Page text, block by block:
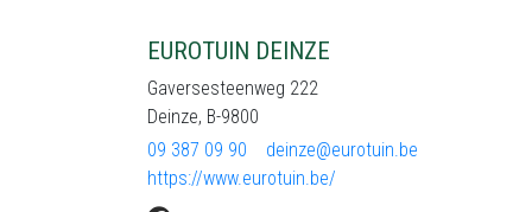
EUROTUIN DEINZE
Gaversesteenweg 222
Deinze, B-9800
09 387 09 90
deinze@eurotuin.be
https://www.eurotuin.be/